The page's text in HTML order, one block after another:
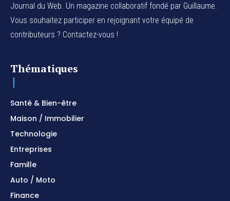
Journal du Web. Un magazine collaboratif fondé par Guillaume.
Vous souhaitez participer en rejoignant votre équipé de
contributeurs ? Contactez-vous !
Thématiques
Santé & Bien-être
Maison / Immobilier
Technologie
Entreprises
Famille
Auto / Moto
Finance